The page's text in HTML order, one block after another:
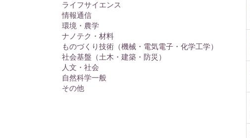
ライフサイエンス
情報通信
環境・農学
ナノテク・材料
ものづくり技術（機械・電気電子・化学工学）
社会基盤（土木・建築・防災）
人文・社会
自然科学一般
その他